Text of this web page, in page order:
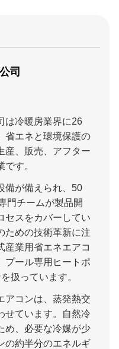
司
は冷暖房業界に26
省エネと環境保護の
産、販売、アフター
す。
備が備えられ、50
門チームが製品開
セスをカバーしてい
ための技術革新に注
産業用省エネエアコ
プール専用ヒートポ
扱っています。
アコンは、蒸発熱交
せています。自然冷
め、必要な冷媒が少
の約半分のエネルギ